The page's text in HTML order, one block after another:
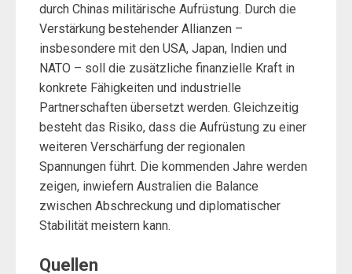
durch Chinas militärische Aufrüstung. Durch die
Verstärkung bestehender Allianzen –
insbesondere mit den USA, Japan, Indien und
NATO – soll die zusätzliche finanzielle Kraft in
konkrete Fähigkeiten und industrielle
Partnerschaften übersetzt werden. Gleichzeitig
besteht das Risiko, dass die Aufrüstung zu einer
weiteren Verschärfung der regionalen
Spannungen führt. Die kommenden Jahre werden
zeigen, inwiefern Australien die Balance
zwischen Abschreckung und diplomatischer
Stabilität meistern kann.
Quellen